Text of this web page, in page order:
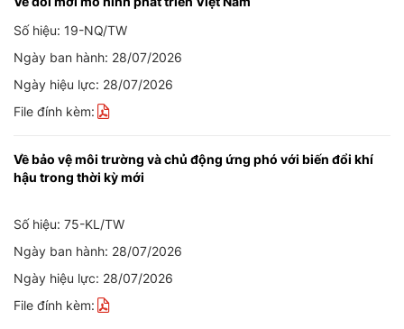
Số hiệu: 19-NQ/TW
Ngày ban hành: 28/07/2026
Ngày hiệu lực: 28/07/2026
File đính kèm:
Về bảo vệ môi trường và chủ động ứng phó với biến đổi khí
hậu trong thời kỳ mới
Số hiệu: 75-KL/TW
Ngày ban hành: 28/07/2026
Ngày hiệu lực: 28/07/2026
File đính kèm: